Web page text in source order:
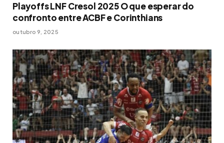
Playoffs LNF Cresol 2025 O que esperar do
confronto entre ACBF e Corinthians
outubro 9, 2025